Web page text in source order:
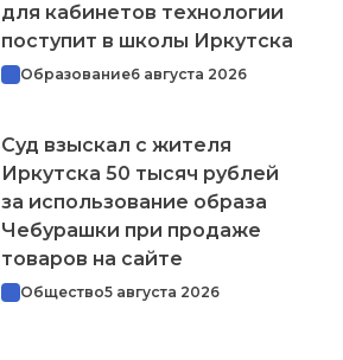
для кабинетов технологии
поступит в школы Иркутска
Образование6 августа 2026
Суд взыскал с жителя
Иркутска 50 тысяч рублей
за использование образа
Чебурашки при продаже
товаров на сайте
Общество5 августа 2026